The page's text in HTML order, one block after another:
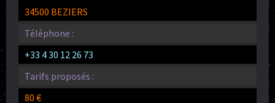
34500 BEZIERS
Téléphone :
+33 4 30 12 26 73
Tarifs proposés :
80 €